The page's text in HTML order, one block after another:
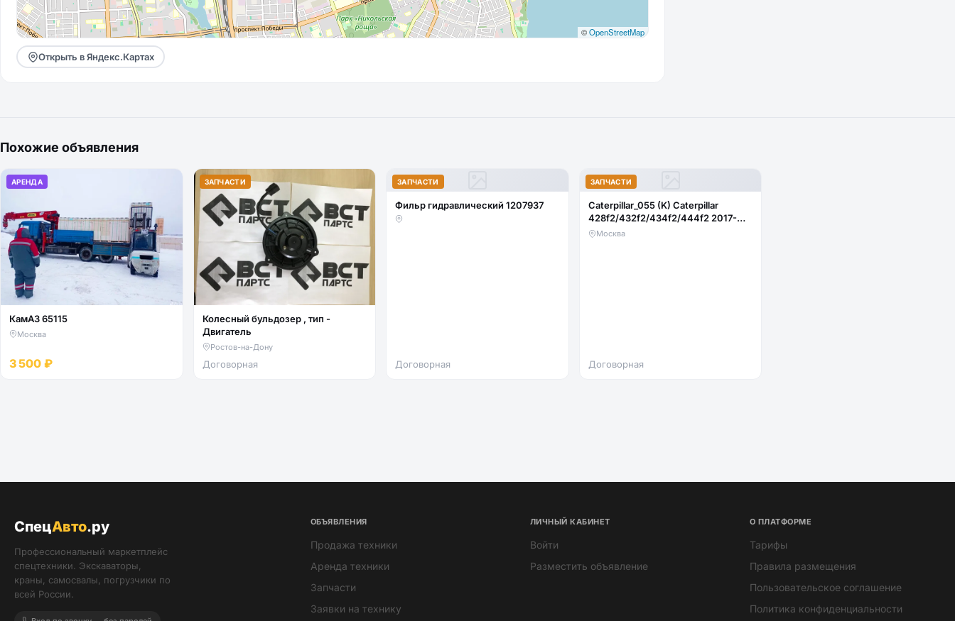
©OpenStreetMap
Открыть в Яндекс.Картах
Похожие объявления
АРЕНДА
КамАЗ 65115
Москва
3 500 ₽
ЗАПЧАСТИ
Колесный бульдозер , тип -
Двигатель
Ростов-на-Дону
Договорная
ЗАПЧАСТИ
Фильр гидравлический 1207937
Договорная
ЗАПЧАСТИ
Caterpillar_055 (K) Caterpillar
428f2/432f2/434f2/444f2 2017-
стекло лобовое нижнее правое
Москва
Договорная
СпецАвто.ру
Профессиональный маркетплейс
спецтехники. Экскаваторы,
краны, самосвалы, погрузчики по
всей России.
ОБЪЯВЛЕНИЯ
Продажа техники
Аренда техники
Запчасти
Заявки на технику
ЛИЧНЫЙ КАБИНЕТ
Войти
Разместить объявление
О ПЛАТФОРМЕ
Тарифы
Правила размещения
Пользовательское соглашение
Политика конфиденциальности